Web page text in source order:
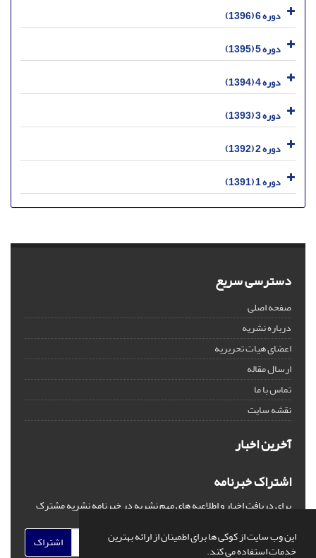
این وب سایت از کوکی ها برای اطمینان از ارائه بهترین
خدمات استفاده می کند.
دوره 6 (1396)
دوره 5 (1395)
دوره 4 (1394)
دوره 3 (1393)
دوره 2 (1392)
دوره 1 (1391)
دسترسی سریع
صفحه اصلی
درباره نشریه
اعضای هیات تحریریه
ارسال مقاله
تماس با ما
نقشه سایت
آخرین اخبار
اشتراک خبرنامه
برای دریافت اخبار و اطلاعیه های مهم نشریه در خبرنامه نشریه مشترک
اشتراک